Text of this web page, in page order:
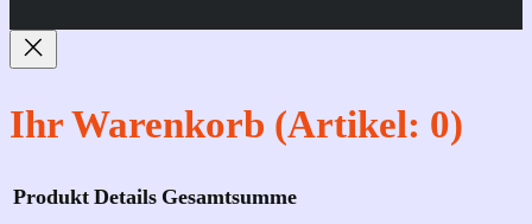
Ihr Warenkorb (Artikel: 0)
Produkt Details Gesamtsumme